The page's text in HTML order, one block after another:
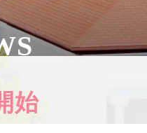
始